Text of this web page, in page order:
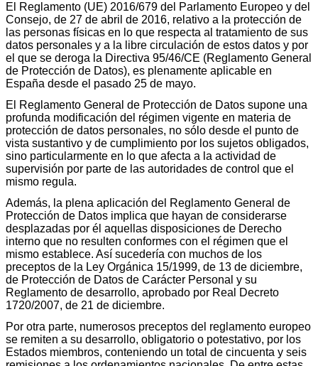
El Reglamento (UE) 2016/679 del Parlamento Europeo y del
Consejo, de 27 de abril de 2016, relativo a la protección de
las personas físicas en lo que respecta al tratamiento de sus
datos personales y a la libre circulación de estos datos y por
el que se deroga la Directiva 95/46/CE (Reglamento General
de Protección de Datos), es plenamente aplicable en
España desde el pasado 25 de mayo.
El Reglamento General de Protección de Datos supone una
profunda modificación del régimen vigente en materia de
protección de datos personales, no sólo desde el punto de
vista sustantivo y de cumplimiento por los sujetos obligados,
sino particularmente en lo que afecta a la actividad de
supervisión por parte de las autoridades de control que el
mismo regula.
Además, la plena aplicación del Reglamento General de
Protección de Datos implica que hayan de considerarse
desplazadas por él aquellas disposiciones de Derecho
interno que no resulten conformes con el régimen que el
mismo establece. Así sucedería con muchos de los
preceptos de la Ley Orgánica 15/1999, de 13 de diciembre,
de Protección de Datos de Carácter Personal y su
Reglamento de desarrollo, aprobado por Real Decreto
1720/2007, de 21 de diciembre.
Por otra parte, numerosos preceptos del reglamento europeo
se remiten a su desarrollo, obligatorio o potestativo, por los
Estados miembros, conteniendo un total de cincuenta y seis